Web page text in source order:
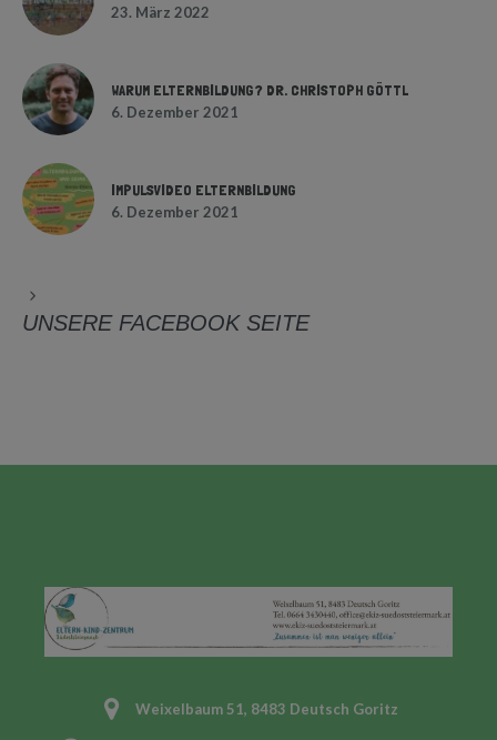
23. März 2022
WARUM ELTERNBILDUNG? DR. CHRISTOPH GÖTTL
6. Dezember 2021
IMPULSVIDEO ELTERNBILDUNG
6. Dezember 2021
UNSERE FACEBOOK SEITE
Weixelbaum 51, 8483 Deutsch Goritz